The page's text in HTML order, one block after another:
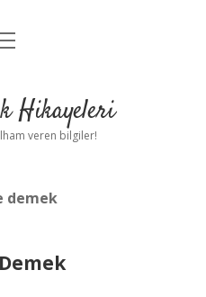
Uyarı
Hikayeleri
veren bilgiler!
demek